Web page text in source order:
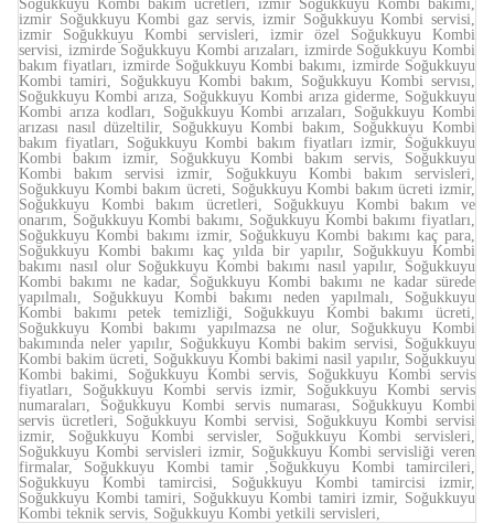
Soğukkuyu Kombi bakım ücretleri, izmir Soğukkuyu Kombi bakımı,
izmir Soğukkuyu Kombi gaz servis, izmir Soğukkuyu Kombi servisi,
izmir Soğukkuyu Kombi servisleri, izmir özel Soğukkuyu Kombi
servisi, izmirde Soğukkuyu Kombi arızaları, izmirde Soğukkuyu Kombi
bakım fiyatları, izmirde Soğukkuyu Kombi bakımı, izmirde Soğukkuyu
Kombi tamiri, Soğukkuyu Kombi bakım, Soğukkuyu Kombi servısı,
Soğukkuyu Kombi arıza, Soğukkuyu Kombi arıza giderme, Soğukkuyu
Kombi arıza kodları, Soğukkuyu Kombi arızaları, Soğukkuyu Kombi
arızası nasıl düzeltilir, Soğukkuyu Kombi bakım, Soğukkuyu Kombi
bakım fiyatları, Soğukkuyu Kombi bakım fiyatları izmir, Soğukkuyu
Kombi bakım izmir, Soğukkuyu Kombi bakım servis, Soğukkuyu
Kombi bakım servisi izmir, Soğukkuyu Kombi bakım servisleri,
Soğukkuyu Kombi bakım ücreti, Soğukkuyu Kombi bakım ücreti izmir,
Soğukkuyu Kombi bakım ücretleri, Soğukkuyu Kombi bakım ve
onarım, Soğukkuyu Kombi bakımı, Soğukkuyu Kombi bakımı fiyatları,
Soğukkuyu Kombi bakımı izmir, Soğukkuyu Kombi bakımı kaç para,
Soğukkuyu Kombi bakımı kaç yılda bir yapılır, Soğukkuyu Kombi
bakımı nasıl olur Soğukkuyu Kombi bakımı nasıl yapılır, Soğukkuyu
Kombi bakımı ne kadar, Soğukkuyu Kombi bakımı ne kadar sürede
yapılmalı, Soğukkuyu Kombi bakımı neden yapılmalı, Soğukkuyu
Kombi bakımı petek temizliği, Soğukkuyu Kombi bakımı ücreti,
Soğukkuyu Kombi bakımı yapılmazsa ne olur, Soğukkuyu Kombi
bakımında neler yapılır, Soğukkuyu Kombi bakim servisi, Soğukkuyu
Kombi bakim ücreti, Soğukkuyu Kombi bakimi nasil yapılır, Soğukkuyu
Kombi bakimi, Soğukkuyu Kombi servis, Soğukkuyu Kombi servis
fiyatları, Soğukkuyu Kombi servis izmir, Soğukkuyu Kombi servis
numaraları, Soğukkuyu Kombi servis numarası, Soğukkuyu Kombi
servis ücretleri, Soğukkuyu Kombi servisi, Soğukkuyu Kombi servisi
izmir, Soğukkuyu Kombi servisler, Soğukkuyu Kombi servisleri,
Soğukkuyu Kombi servisleri izmir, Soğukkuyu Kombi servisliği veren
firmalar, Soğukkuyu Kombi tamir ,Soğukkuyu Kombi tamircileri,
Soğukkuyu Kombi tamircisi, Soğukkuyu Kombi tamircisi izmir,
Soğukkuyu Kombi tamiri, Soğukkuyu Kombi tamiri izmir, Soğukkuyu
Kombi teknik servis, Soğukkuyu Kombi yetkili servisleri,